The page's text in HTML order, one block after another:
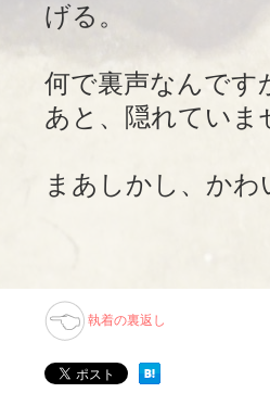
げる。
何で裏声なんです
あと、隠れていま
まあしかし、か
執着の裏返し